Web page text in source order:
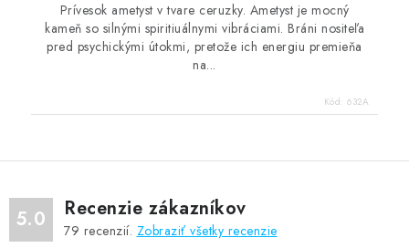
Prívesok ametyst v tvare ceruzky. Ametyst je mocný
kameň so silnými spiritiuálnymi vibráciami. Bráni nositeľa
pred psychickými útokmi, pretože ich energiu premieňa
na...
Kód: 632A
5.0 Recenzie zákazníkov
79 recenzií. Zobraziť všetky recenzie